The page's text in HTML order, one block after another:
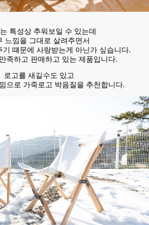
특성상 추워보일 수 있는데
느낌을 그대로 살려주면서
기 떄문에 사랑받는게 아닌가 싶습니다.
족하고 판매하고 있는 제품입니다.
로고를 새길수도 있고
으로 가죽로고 박음질을 추천합니다.